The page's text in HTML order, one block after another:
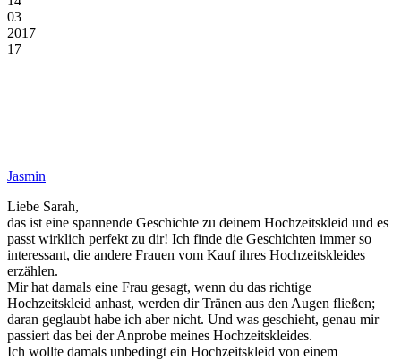
03
2017
17
Jasmin
Liebe Sarah,
das ist eine spannende Geschichte zu deinem Hochzeitskleid und es
passt wirklich perfekt zu dir! Ich finde die Geschichten immer so
interessant, die andere Frauen vom Kauf ihres Hochzeitskleides
erzählen.
Mir hat damals eine Frau gesagt, wenn du das richtige
Hochzeitskleid anhast, werden dir Tränen aus den Augen fließen;
daran geglaubt habe ich aber nicht. Und was geschieht, genau mir
passiert das bei der Anprobe meines Hochzeitskleides.
Ich wollte damals unbedingt ein Hochzeitskleid von einem